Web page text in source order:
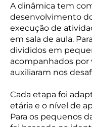
A dinâmica tem
desenvolvimento
execução de
em sala de aula.
divididos em
acompanhados por
auxiliaram nos
Cada etapa foi
etária e o nível de
Para os pequenos